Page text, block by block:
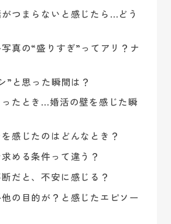
つまらないと感じたら…どう
真の“盛りすぎ”ってアリ？ナ
”と思った瞬間は？
たとき…婚活の壁を感じた瞬
感じたのはどんなとき？
める条件って違う？
だと、不安に感じる？
の目的が？と感じたエピソー